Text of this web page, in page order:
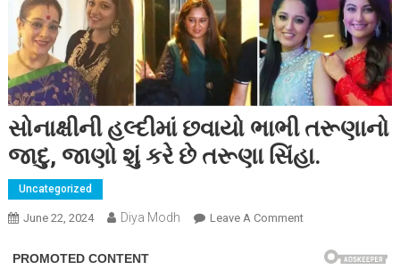
સોનાક્ષીની હલ્દીમાં છવાયો ભાભી તરૂણાનો
જાદુ, જાણો શું કરે છે તરૂણા સિંહા.
Uncategorized
June 22, 2024 Diya Modh Leave A CommentOn
હલ્દીમાં